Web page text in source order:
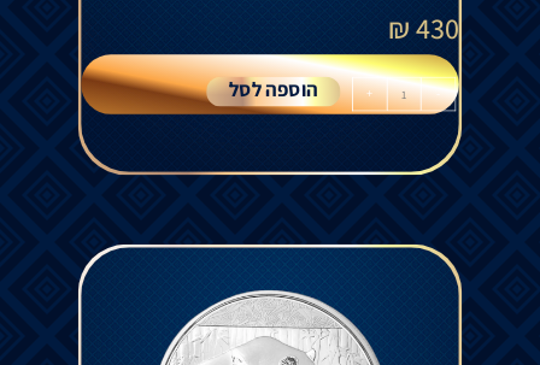
430
₪
-
+ הוספה לסל